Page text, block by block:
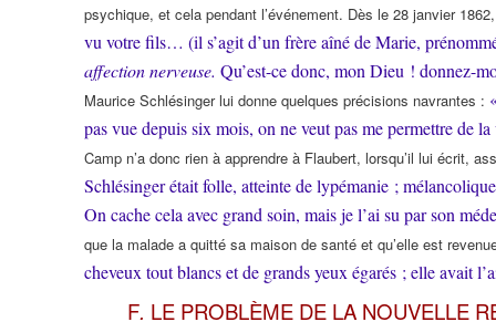
psychique, et cela pendant l’événement. Dès le 28 janvier
vu votre fils… (il s’agit d’un frère aîné de Marie,
affection nerveuse. Qu’est-ce donc, mon Dieu ! donnez-
Maurice Schlésinger lui donne quelques précisions navrantes :
pas vue depuis six mois, on ne veut pas me permettre de
Camp n’a donc rien à apprendre à Flaubert, lorsqu’il lui écrit,
Schlésinger était folle, atteinte de lypémanie ;
On cache cela avec grand soin, mais je l’ai su par son
que la malade a quitté sa maison de santé et qu’elle est
cheveux tout blancs et de grands yeux égarés ; elle avait
F. LE PROBLÈME DE LA NOUVELLE